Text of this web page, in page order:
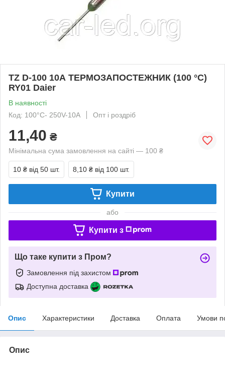
TZ D-100 10А ТЕРМОЗАПОСТЕЖНИК (100 °C)
RY01 Daier
В наявності
Код: 100°C- 250V-10A
Опт і роздріб
11,40 ₴
Мінімальна сума замовлення на сайті — 100 ₴
10 ₴ від 50 шт. 8,10 ₴ від 100 шт.
Купити
або
Купити з
Що таке купити з Пром?
Замовлення під захистом
Доступна доставка
Опис Характеристики Доставка Оплата Умови
Опис